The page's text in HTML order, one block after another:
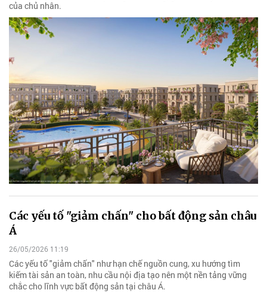
của chủ nhân.
Các yếu tố "giảm chấn" cho bất động sản châu
Á
26/05/2026 11:19
Các yếu tố "giảm chấn" như hạn chế nguồn cung, xu hướng tìm
kiếm tài sản an toàn, nhu cầu nội địa tạo nên một nền tảng vững
chắc cho lĩnh vực bất động sản tại châu Á.